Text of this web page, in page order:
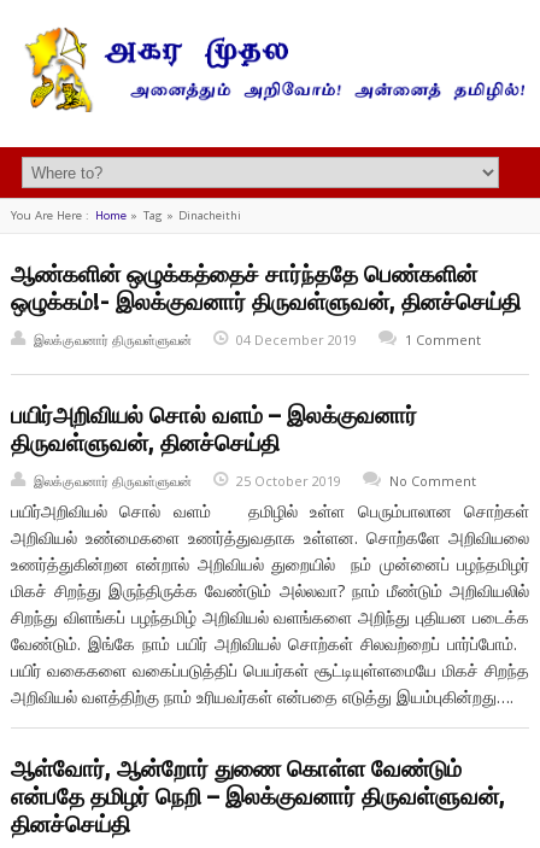
You Are Here : Home» Tag » Dinacheithi
ஆண்களின் ஒழுக்கத்தைச் சார்ந்ததே பெண்களின்
ஒழுக்கம்!- இலக்குவனார் திருவள்ளுவன், தினச்செய்தி
இலக்குவனார் திருவள்ளுவன் 04 December 2019 1 Comment
பயிர்அறிவியல் சொல் வளம் – இலக்குவனார்
திருவள்ளுவன், தினச்செய்தி
இலக்குவனார் திருவள்ளுவன் 25 October 2019 No Comment
பயிர்அறிவியல் சொல் வளம் தமிழில் உள்ள பெரும்பாலான சொற்கள்
அறிவியல் உண்மைகளை உணர்த்துவதாக உள்ளன. சொற்களே அறிவியலை
உணர்த்துகின்றன என்றால் அறிவியல் துறையில் நம் முன்னைப் பழந்தமிழர்
மிகச் சிறந்து இருந்திருக்க வேண்டும் அல்லவா? நாம் மீண்டும் அறிவியலில்
சிறந்து விளங்கப் பழந்தமிழ் அறிவியல் வளங்களை அறிந்து புதியன படைக்க
வேண்டும். இங்கே நாம் பயிர் அறிவியல் சொற்கள் சிலவற்றைப் பார்ப்போம்.
பயிர் வகைகளை வகைப்படுத்திப் பெயர்கள் சூட்டியுள்ளமையே மிகச் சிறந்த
அறிவியல் வளத்திற்கு நாம் உரியவர்கள் என்பதை எடுத்து இயம்புகின்றது….
ஆள்வோர், ஆன்றோர் துணை கொள்ள வேண்டும்
என்பதே தமிழர் நெறி – இலக்குவனார் திருவள்ளுவன்,
தினச்செய்தி